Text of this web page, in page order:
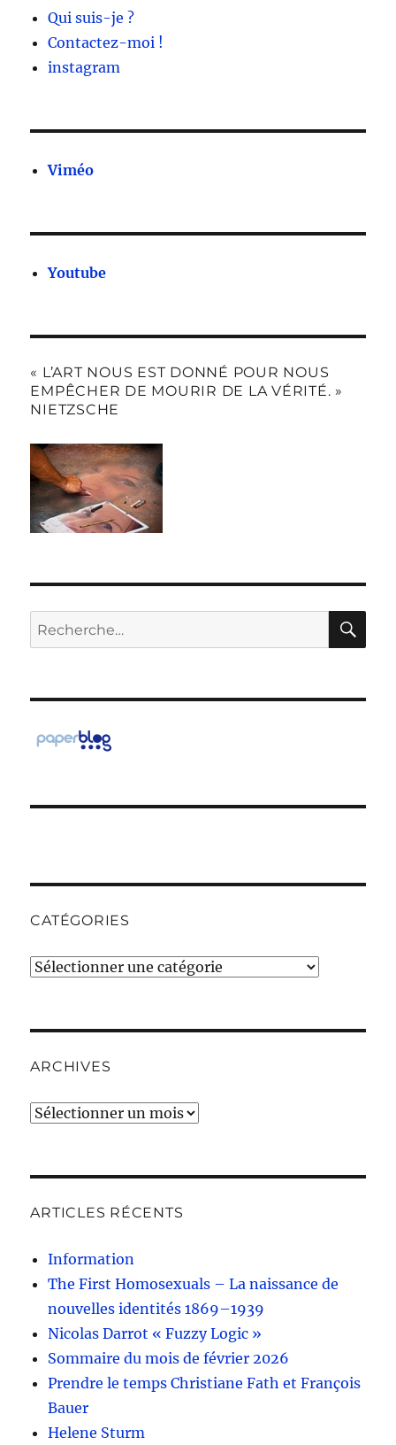
Qui suis-je ?
Contactez-moi !
instagram
Viméo
Youtube
« L’ART NOUS EST DONNÉ POUR NOUS
EMPÊCHER DE MOURIR DE LA VÉRITÉ. »
NIETZSCHE
Recherche
pour :
CATÉGORIES
Catégories
ARCHIVES
Archives
ARTICLES RÉCENTS
Information
The First Homosexuals – La naissance de
nouvelles identités 1869–1939
Nicolas Darrot « Fuzzy Logic »
Sommaire du mois de février 2026
Prendre le temps Christiane Fath et François
Bauer
Helene Sturm